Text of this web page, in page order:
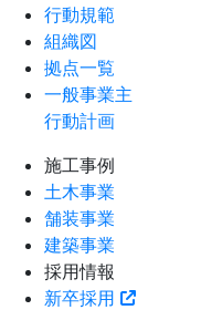
行動規範
組織図
拠点一覧
一般事業主
行動計画
施工事例
土木事業
舗装事業
建築事業
採用情報
新卒採用